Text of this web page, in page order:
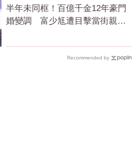
半年未同框！百億千金12年豪門
婚變調 富少尪遭目擊當街親吻
Recommended by